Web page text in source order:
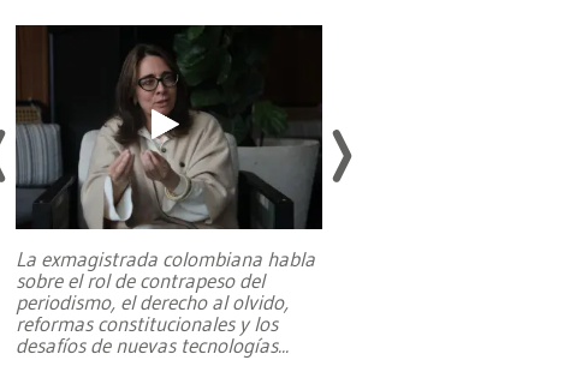
La exmagistrada colombiana habla
sobre el rol de contrapeso del
periodismo, el derecho al olvido,
reformas constitucionales y los
desafíos de nuevas tecnologías...